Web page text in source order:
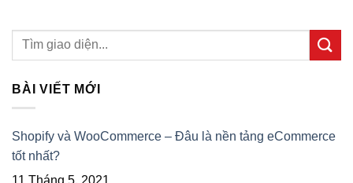
BÀI VIẾT MỚI
Shopify và WooCommerce – Đâu là nền tảng eCommerce
tốt nhất?